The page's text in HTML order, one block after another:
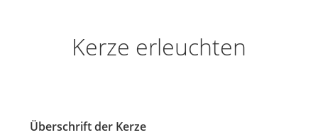
Kerze erleuchten
Überschrift der Kerze